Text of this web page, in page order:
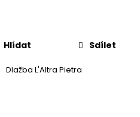
Dlažba L'Altra Pietra
Hlídat Sdílet